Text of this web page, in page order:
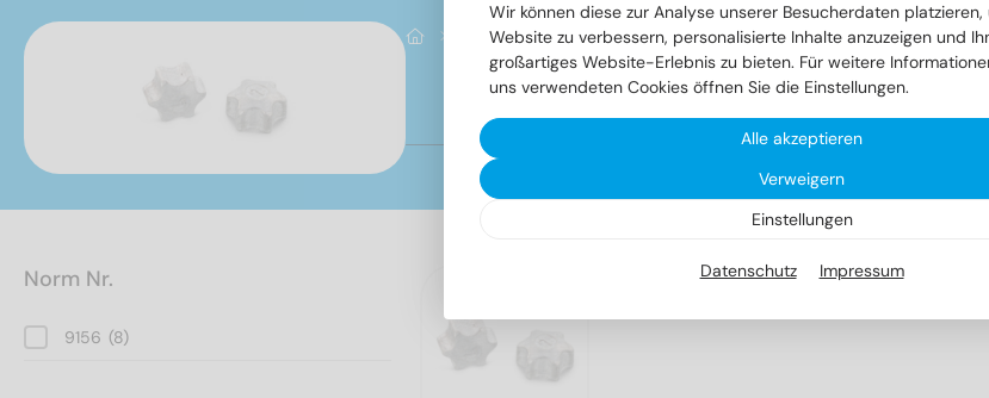
Sonstige Artikel SI-Sterne
SI-Sterne
Norm Nr.
9156 (8)
Wir können diese zur Analyse unserer Besucherdaten platzieren,
Website zu verbessern, personalisierte Inhalte anzuzeigen und
großartiges Website-Erlebnis zu bieten. Für weitere
uns verwendeten Cookies öffnen Sie die Einstellungen.
Alle akzeptieren
Verweigern
Einstellungen
Datenschutz Impressum